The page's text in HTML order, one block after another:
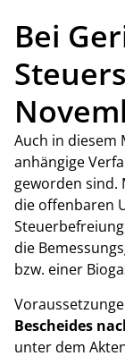
Bei
Auch in diesem
anhängige
geworden sind.
die offenbaren
die
bzw. einer
Bescheides
unter dem